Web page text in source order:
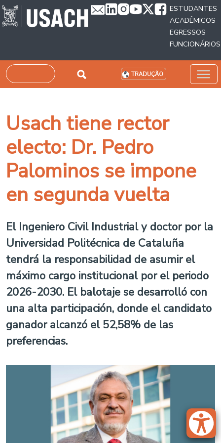
Passar para o conteúdo principal
ESTUDANTES
ACADÊMICOS
EGRESSOS
FUNCIONÁRIOS
Pesquisar TRADUÇÃO
Usach tiene rector
electo: Dr. Pedro
Palominos se impone
en segunda vuelta
El Ingeniero Civil Industrial y doctor por la
Universidad Politécnica de Cataluña
tendrá la responsabilidad de asumir el
máximo cargo institucional por el periodo
2026-2030. El balotaje se desarrolló con
una alta participación, donde el candidato
ganador alcanzó el 52,58% de las
preferencias.